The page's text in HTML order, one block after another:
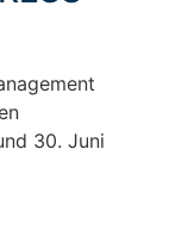
30. Juni